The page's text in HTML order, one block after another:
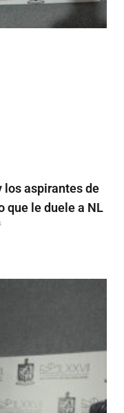
los aspirantes de
que le duele a NL